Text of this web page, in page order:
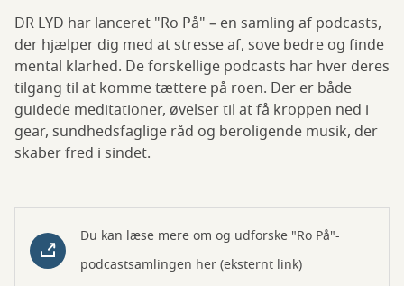
DR LYD har lanceret "Ro På" – en samling af podcasts,
der hjælper dig med at stresse af, sove bedre og finde
mental klarhed. De forskellige podcasts har hver deres
tilgang til at komme tættere på roen. Der er både
guidede meditationer, øvelser til at få kroppen ned i
gear, sundhedsfaglige råd og beroligende musik, der
skaber fred i sindet.
Du kan læse mere om og udforske "Ro På"-
podcastsamlingen her (eksternt link)